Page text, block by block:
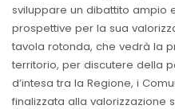
sviluppare un dibattito ampio
prospettive per la sua
tavola rotonda, che vedrà la
territorio, per discutere della
d’intesa tra la Regione, i
finalizzata alla valorizzazione